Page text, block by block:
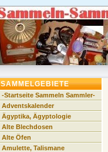
SAMMELGEBIETE
-Startseite Sammeln Sammler-
Adventskalender
Ägyptika, Ägyptologie
Alte Blechdosen
Alte Öfen
Amulette, Talismane